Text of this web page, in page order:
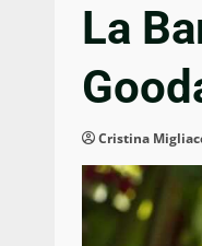
La
Cristina